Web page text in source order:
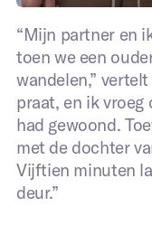
“Mijn partner en
toen we een
wandelen,”
praat, en ik vroeg
had gewoond.
met de dochter
Vijftien minuten
deur.”